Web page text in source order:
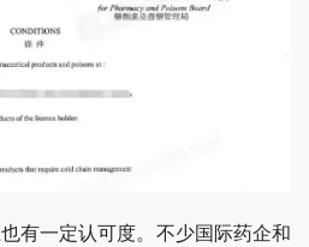
有一定认可度。不少国际药企和